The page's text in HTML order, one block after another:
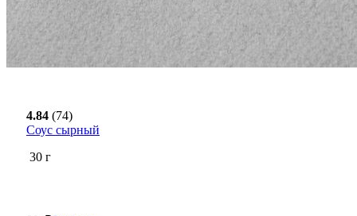
4.84 (74)
Соус сырный
30 г